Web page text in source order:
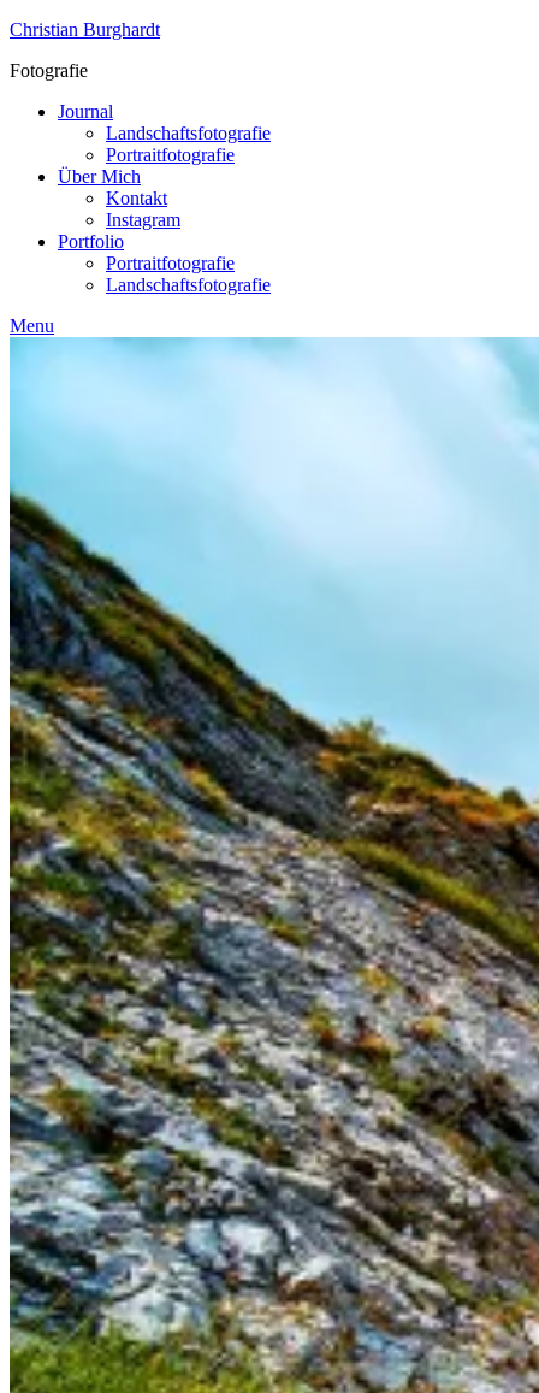
Skip
content
Christian Burghardt
Fotografie
Journal
Landschaftsfotografie
Portraitfotografie
Über Mich
Kontakt
Instagram
Portfolio
Portraitfotografie
Landschaftsfotografie
Menu